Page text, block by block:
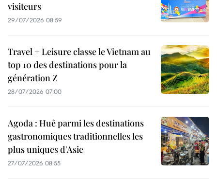
visiteurs
29/07/2026 08:59
Travel + Leisure classe le Vietnam au
top 10 des destinations pour la
génération Z
28/07/2026 07:00
Agoda : Huê parmi les destinations
gastronomiques traditionnelles les
plus uniques d'Asie
27/07/2026 08:55